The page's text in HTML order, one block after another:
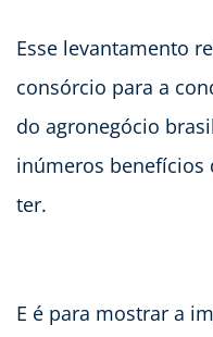
Esse levantamento
consórcio para a
do agronegócio
inúmeros
ter.
E é para mostrar a